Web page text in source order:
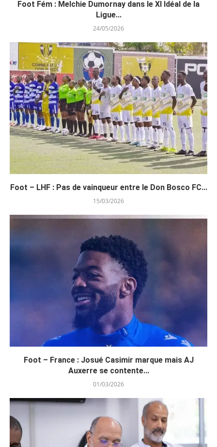
Foot Fém : Melchie Dumornay dans le XI Idéal de la
Ligue...
24/05/2026
Foot – LHF : Pas de vainqueur entre le Don Bosco FC...
15/03/2026
Foot – France : Josué Casimir marque mais AJ
Auxerre se contente...
01/03/2026